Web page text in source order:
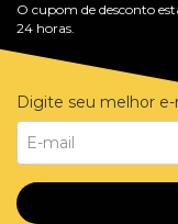
O cupom de desconto
24 horas.
Digite seu melhor e-